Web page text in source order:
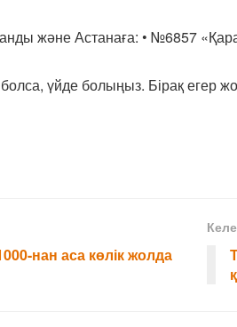
және Астанаға: • №6857
үйде болыңыз. Бірақ егер
нан аса көлік жолда